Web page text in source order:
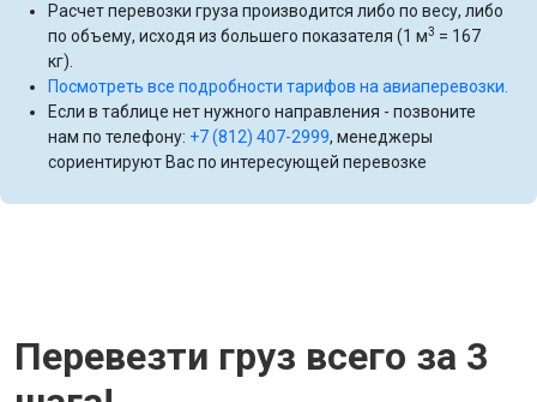
Расчет перевозки груза производится либо по весу, либо
по объему, исходя из большего показателя (1 м3 = 167
кг).
Посмотреть все подробности тарифов на авиаперевозки.
Если в таблице нет нужного направления - позвоните
нам по телефону: +7 (812) 407-2999, менеджеры
сориентируют Вас по интересующей перевозке
Перевезти груз всего за 3